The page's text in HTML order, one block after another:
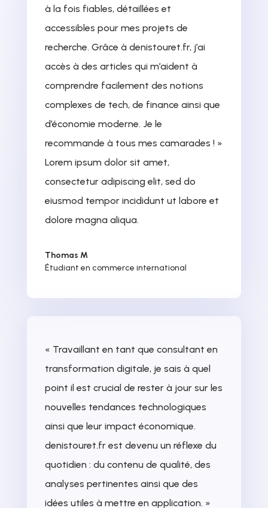
à la fois fiables, détaillées et
accessibles pour mes projets de
recherche. Grâce à denistouret.fr, j’ai
accès à des articles qui m’aident à
comprendre facilement des notions
complexes de tech, de finance ainsi que
d’économie moderne. Je le
recommande à tous mes camarades ! »
Lorem ipsum dolor sit amet,
consectetur adipiscing elit, sed do
eiusmod tempor incididunt ut labore et
dolore magna aliqua.
Thomas M
Étudiant en commerce international
« Travaillant en tant que consultant en
transformation digitale, je sais à quel
point il est crucial de rester à jour sur les
nouvelles tendances technologiques
ainsi que leur impact économique.
denistouret.fr est devenu un réflexe du
quotidien : du contenu de qualité, des
analyses pertinentes ainsi que des
idées utiles à mettre en application. »